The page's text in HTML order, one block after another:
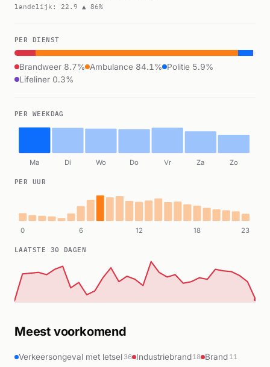
landelijk: 22.9 ▲ 86%
PER DIENST
Brandweer 8.7% Ambulance 84.1%
Politie 5.9%
Lifeliner 0.3%
PER WEEKDAG
Ma Di Wo Do Vr Za Zo
PER UUR
0 6 12 18 23
LAATSTE 30 DAGEN
Meest voorkomend
Verkeersongeval met letsel 36 Industriebrand18 Brand 11